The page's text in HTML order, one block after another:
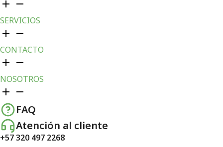
SERVICIOS
CONTACTO
NOSOTROS
FAQ
Atención al cliente
+57 320 497 2268